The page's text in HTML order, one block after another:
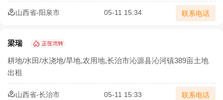
山西省-阳泉市 05-11 15:34 联系电话
梁瑞
耕地/水田/水浇地/旱地,农用地,长治市沁源县沁河镇389亩土地
出租
山西省-长治市 05-11 15:33 联系电话